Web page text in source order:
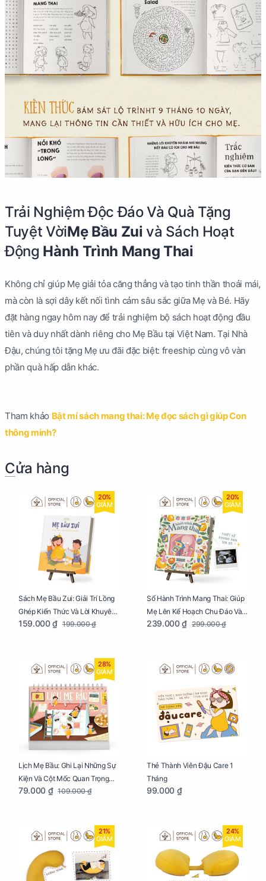
Trải Nghiệm Độc Đáo Và Quà Tặng
Tuyệt VờiMẹ Bầu Zui và Sách Hoạt
Động Hành Trình Mang Thai
Không chỉ giúp Mẹ giải tỏa căng thẳng và tạo tinh thần thoải mái,
mà còn là sợi dây kết nối tình cảm sâu sắc giữa Mẹ và Bé. Hãy
đặt hàng ngay hôm nay để trải nghiệm bộ sách hoạt động đầu
tiên và duy nhất dành riêng cho Mẹ Bầu tại Việt Nam. Tại Nhà
Đậu, chúng tôi tặng Mẹ ưu đãi đặc biệt: freeship cùng vô vàn
phần quà hấp dẫn khác.
Tham khảo Bật mí sách mang thai: Mẹ đọc sách gì giúp Con
thông minh?
Cửa hàng
20%
GIẢM
Sách Mẹ Bầu Zui: Giải Trí Lồng
Ghép Kiến Thức Và Lời Khuyên
Mang Thai Bổ Ích
159.000 ₫ 199.000 ₫
20%
GIẢM
Sổ Hành Trình Mang Thai: Giúp
Mẹ Lên Kế Hoạch Chu Đáo Và
Lưu Giữ Kỷ Niệm Mang Thai
239.000 ₫ 299.000 ₫
28%
GIẢM
Lịch Mẹ Bầu: Ghi Lại Những Sự
Kiện Và Cột Mốc Quan Trọng
Của Mẹ Và Bé
79.000 ₫ 109.000 ₫
Thẻ Thành Viên Đậu Care 1
Tháng
99.000 ₫
21%
GIẢM
24%
GIẢM